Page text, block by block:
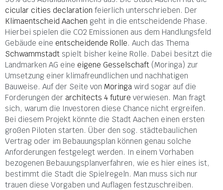
cicular cities declaration feierlich unterschrieben. Der
Klimaentscheid Aachen geht in die entscheidende Phase.
Hierbei spielen die CO2 Emissionen aus dem Handlungsfeld
Gebäude eine entscheidende Rolle. Auch das Thema
Schwammstadt spielt bisher keine Rolle. Dabei besitzt die
Landmarken AG eine eigene Gesselschaft (Moringa) zur
Umsetzung einer klimafreundlichen und nachhatigen
Bauweise. Auf der Seite von Moringa wird sogar auf die
Forderungen der architects 4 future verwiesen. Man fragt
sich, warum die Investoren diese Chance nicht ergreifen.
Bei diesem Projekt könnte die Stadt Aachen einen ersten
großen Piloten starten. Über den sog. städtebaulichen
Vertrag oder im Bebauungsplan können genau solche
Anforderungen festgelegt werden. In einem Vorhaben
bezogenen Bebauungsplanverfahren, wie es hier eines ist,
bestimmt die Stadt die Spielregeln. Man muss sich nur
trauen diese Vorgaben und Auflagen festzuschreiben.